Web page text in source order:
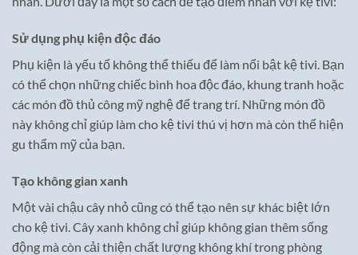
Sử dụng phụ kiện độc đáo
Phụ kiện là yếu tố không thể thiếu để làm nổi bật kệ tivi. Bạn
có thể chọn những chiếc bình hoa độc đáo, khung tranh hoặc
các món đồ thủ công mỹ nghệ để trang trí. Những món đồ
này không chỉ giúp làm cho kệ tivi thú vị hơn mà còn thể hiện
gu thẩm mỹ của bạn.
Tạo không gian xanh
Một vài chậu cây nhỏ cũng có thể tạo nên sự khác biệt lớn
cho kệ tivi. Cây xanh không chỉ giúp không gian thêm sống
động mà còn cải thiện chất lượng không khí trong phòng